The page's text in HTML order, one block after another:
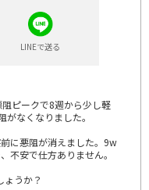
LINEで送る
ピークで8週から少し軽
なくなりました。
に悪阻が消えました。9w
不安で仕方ありません。
うか？